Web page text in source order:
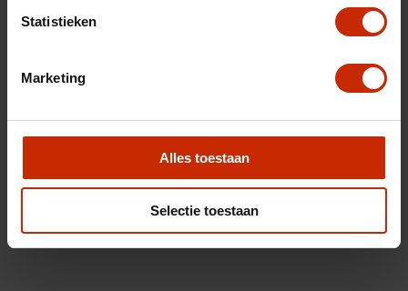
Statistieken
Marketing
Alles toestaan
Selectie toestaan